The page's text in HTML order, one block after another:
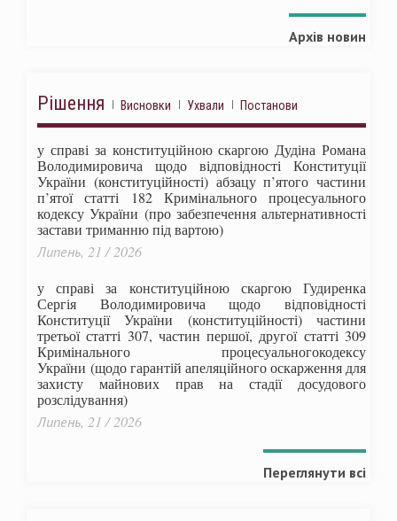
Архів новин
Рішення Висновки Ухвали Постанови
у справі за конституційною скаргою Дудіна Романа
Володимировича щодо відповідності Конституції
України (конституційності) абзацу п’ятого частини
п’ятої статті 182 Кримінального процесуального
кодексу України (про забезпечення альтернативності
застави триманню під вартою)
Липень, 21 / 2026
у справі за конституційною скаргою Гудиренка
Сергія Володимировича щодо відповідності
Конституції України (конституційності) частини
третьої статті 307, частин першої, другої статті 309
Кримінального процесуальногокодексу
України (щодо гарантій апеляційного оскарження для
захисту майнових прав на стадії досудового
розслідування)
Липень, 21 / 2026
Переглянути всі